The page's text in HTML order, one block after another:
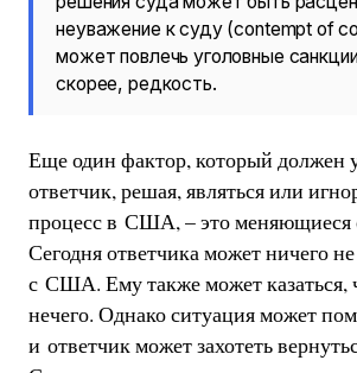
неуважение к суду (contempt of
может повлечь уголовные
скорее, редкость.
Еще один фактор, который должен
ответчик, решая, являться или
процесс в США, – это меняющиеся
Сегодня ответчика может ничего
с США. Ему также может казаться,
нечего. Однако ситуация может
и ответчик может захотеть